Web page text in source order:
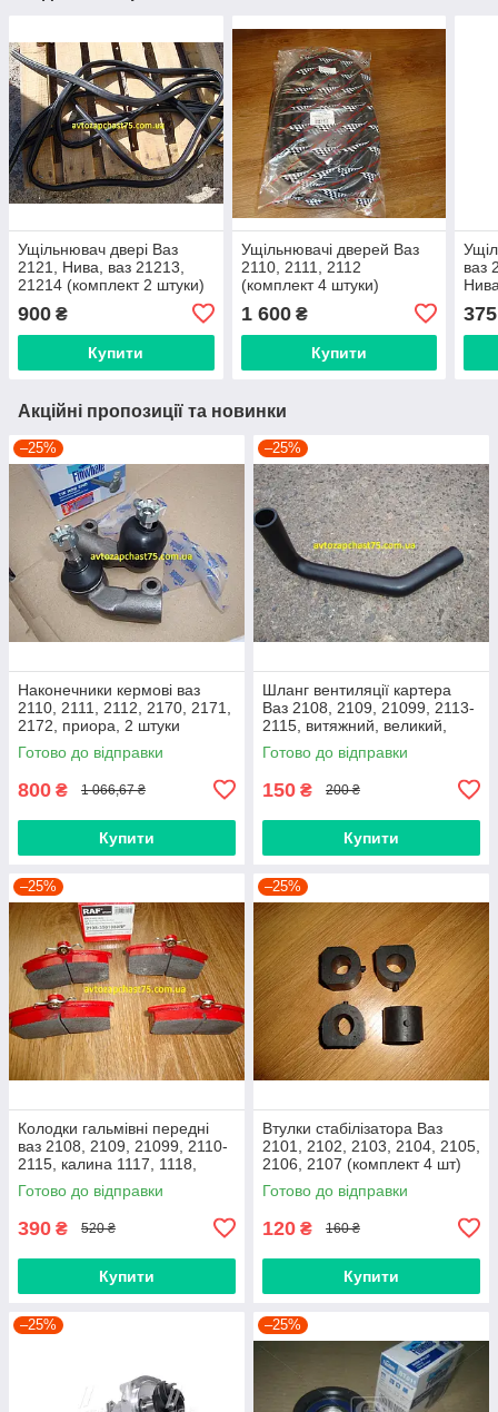
Ущільнювач двері Ваз
2121, Нива, ваз 21213,
21214 (комплект 2 штуки)
900 ₴
Купити
Ущільнювачі дверей Ваз
2110, 2111, 2112
(комплект 4 штуки)
виробник Gumex, Польща
1 600₴
Купити
ваз
375
Акційні пропозиції та новинки
–25%
Наконечники кермові ваз
2110, 2111, 2112, 2170, 2171,
2172, приора, 2 штуки
(виробник Finwhale,
Німеччина)
Готово до відправки
800 ₴ 1 066,67 ₴
Купити
–25%
Шланг вентиляції картера
Ваз 2108, 2109, 21099, 2113-
2115, витяжний, великий,
нижній
Готово до відправки
150 ₴ 200 ₴
Купити
–25%
Колодки гальмівні передні
ваз 2108, 2109, 21099, 2110-
2115, калина 1117, 1118,
1119, приора 2170 (Raf,
Латвія)
Готово до відправки
390 ₴ 520 ₴
Купити
–25%
Втулки стабілізатора Ваз
2101, 2102, 2103, 2104, 2105,
2106, 2107 (комплект 4 шт)
виробник Gumex, Польща
Готово до відправки
120 ₴ 160 ₴
Купити
–25% –25%